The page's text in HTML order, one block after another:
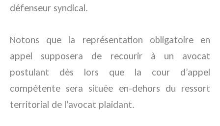
défenseur syndical.
Notons que la représentation obligatoire en
appel supposera de recourir à un avocat
postulant dès lors que la cour d’appel
compétente sera située en-dehors du ressort
territorial de l’avocat plaidant.